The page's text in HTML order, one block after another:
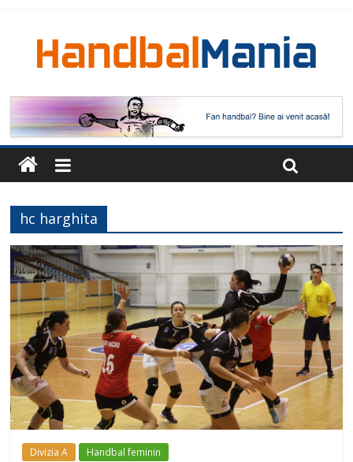
hc harghita
Divizia A Handbal feminin